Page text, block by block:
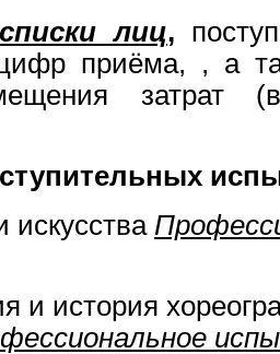
лиц,
приёма, , а
затрат
искусства
и история